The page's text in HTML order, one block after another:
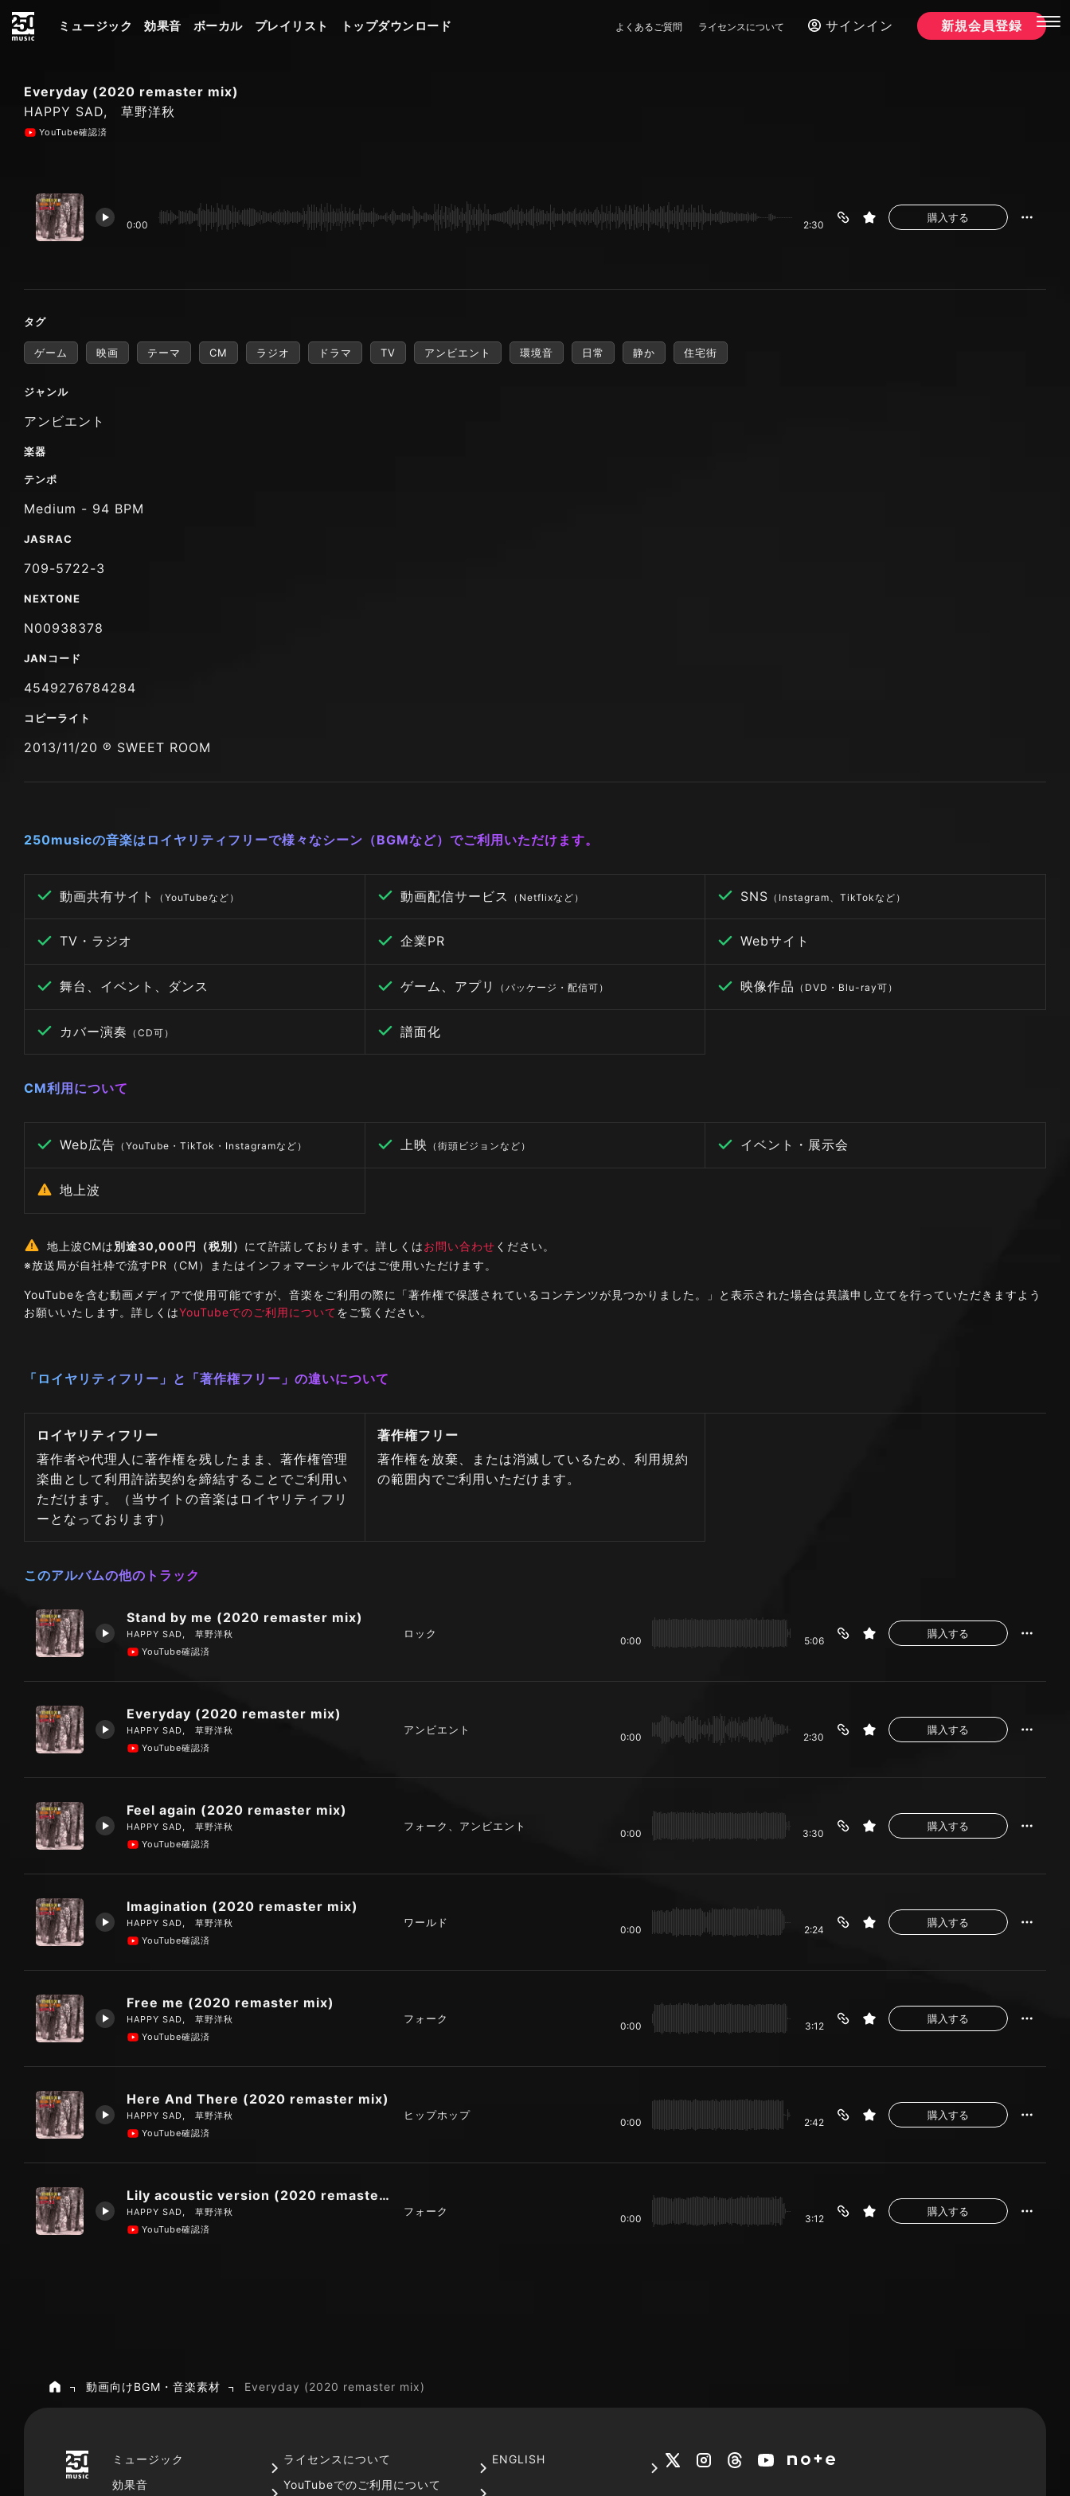
ミュージック 効果音 ボーカル プレイリスト トップダウンロード よくあるご質問 ライセンスについて サインイン 新規会員登録
Everyday (2020 remaster mix)
HAPPY SAD, 草野洋秋
YouTube確認済
0:00 2:30
購入する
タグ
ゲーム 映画 テーマ CM ラジオ ドラマ TV アンビエント 環境音 日常 静か 住宅街
ジャンル
アンビエント
楽器
テンポ
Medium - 94 BPM
JASRAC
709-5722-3
NEXTONE
N00938378
JANコード
4549276784284
コピーライト
2013/11/20 ℗ SWEET ROOM
250musicの音楽はロイヤリティフリーで様々なシーン（BGMなど）でご利用いただけます。
動画共有サイト （YouTubeなど） 動画配信サービス （Netflixなど） SNS （Instagram、TikTokなど）
TV・ラジオ 企業PR Webサイト
舞台、イベント、ダンス ゲーム、アプリ （パッケージ・配信可） 映像作品 （DVD・Blu-ray可）
カバー演奏 （CD可） 譜面化
CM利用について
Web広告 （YouTube・TikTok・Instagramなど） 上映 （街頭ビジョンなど） イベント・展示会
地上波
地上波CMは別途30,000円（税別） にて許諾しております。詳しくはお問い合わせ ください。
※放送局が自社枠で流すPR（CM）またはインフォマーシャルではご使用いただけます。
YouTubeを含む動画メディアで使用可能ですが、音楽をご利用の際に「著作権で保護されているコンテンツが見つかりました。」と表示された場合は異議申し立てを行っていただきますよう
お願いいたします。詳しくはYouTubeでのご利用についてをご覧ください。
「ロイヤリティフリー」と「著作権フリー」の違いについて
ロイヤリティフリー
著作者や代理人に著作権を残したまま、著作権管理
楽曲として利用許諾契約を締結することでご利用い
ただけます。（当サイトの音楽はロイヤリティフリ
ーとなっております）
著作権フリー
著作権を放棄、または消滅しているため、利用規約
の範囲内でご利用いただけます。
このアルバムの他のトラック
Stand by me (2020 remaster mix)
HAPPY SAD, 草野洋秋
YouTube確認済
ロック
0:00 5:06
購入する
Everyday (2020 remaster mix)
HAPPY SAD, 草野洋秋
YouTube確認済
アンビエント
0:00 2:30
購入する
Feel again (2020 remaster mix)
HAPPY SAD, 草野洋秋
YouTube確認済
フォーク、アンビエント
0:00 3:30
購入する
Imagination (2020 remaster mix)
HAPPY SAD, 草野洋秋
YouTube確認済
ワールド
0:00 2:24
購入する
Free me (2020 remaster mix)
HAPPY SAD, 草野洋秋
YouTube確認済
フォーク
0:00 3:12
購入する
Here And There (2020 remaster mix)
HAPPY SAD, 草野洋秋
YouTube確認済
ヒップホップ
0:00 2:42
購入する
Lily acoustic version (2020 remaster mix)
HAPPY SAD, 草野洋秋
YouTube確認済
フォーク
0:00 3:12
購入する
ホーム動画向けBGM・音楽素材 Everyday (2020 remaster mix)
ミュージック
効果音
ライセンスについて
YouTubeでのご利用について
ENGLISH